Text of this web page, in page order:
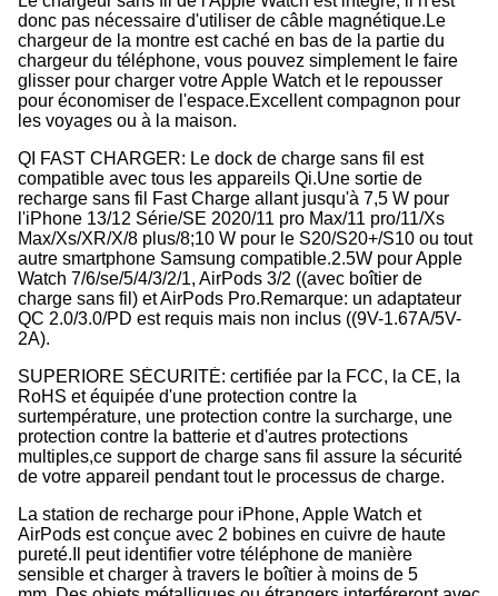
donc pas nécessaire d'utiliser de câble magnétique. Le
chargeur de la montre est caché en bas de la partie du
chargeur du téléphone, vous pouvez simplement le faire
glisser pour charger votre Apple Watch et le repousser
pour économiser de l'espace.Excellent compagnon pour
les voyages ou à la maison.
QI FAST CHARGER: Le dock de charge sans fil est
compatible avec tous les appareils Qi.Une sortie de
recharge sans fil Fast Charge allant jusqu'à 7,5 W pour
l'iPhone 13/12 Série/SE 2020/11 pro Max/11 pro/11/Xs
Max/Xs/XR/X/8 plus/8;10 W pour le S20/S20+/S10 ou tout
autre smartphone Samsung compatible.2.5W pour Apple
Watch 7/6/se/5/4/3/2/1, AirPods 3/2 ((avec boîtier de
charge sans fil) et AirPods Pro.Remarque: un adaptateur
QC 2.0/3.0/PD est requis mais non inclus ((9V-1.67A/5V-
2A).
SUPERIORE SÉCURITÉ: certifiée par la FCC, la CE, la
RoHS et équipée d'une protection contre la
surtempérature, une protection contre la surcharge, une
protection contre la batterie et d'autres protections
multiples,ce support de charge sans fil assure la sécurité
de votre appareil pendant tout le processus de charge.
La station de recharge pour iPhone, Apple Watch et
AirPods est conçue avec 2 bobines en cuivre de haute
pureté.Il peut identifier votre téléphone de manière
sensible et charger à travers le boîtier à moins de 5